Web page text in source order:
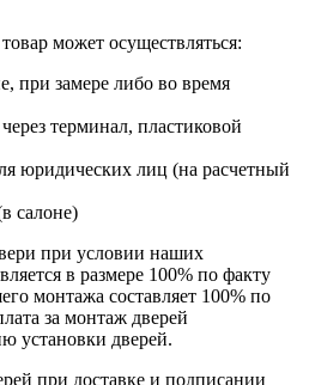
может осуществляться:
при замере либо во время
терминал, пластиковой
юридических лиц (на расчетный
салоне)
при условии наших
в размере 100% по факту
монтажа составляет 100% по
за монтаж дверей
установки дверей.
при доставке и подписании